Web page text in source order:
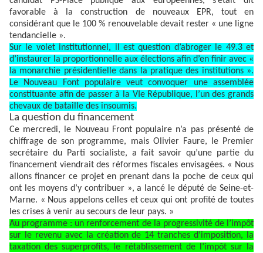
favorable à la construction de nouveaux EPR, tout en
considérant que le 100 % renouvelable devait rester « une ligne
tendancielle ».
Sur le volet institutionnel, il est question d’abroger le 49.3 et
d’instaurer la proportionnelle aux élections afin d’en finir avec «
la monarchie présidentielle dans la pratique des institutions ».
Le Nouveau Font populaire veut convoquer une assemblée
constituante afin de passer à la VIe République, l’un des grands
chevaux de bataille des insoumis.
La question du financement
Ce mercredi, le Nouveau Front populaire n’a pas présenté de
chiffrage de son programme, mais Olivier Faure, le Premier
secrétaire du Parti socialiste, a fait savoir qu’une partie du
financement viendrait des réformes fiscales envisagées. « Nous
allons financer ce projet en prenant dans la poche de ceux qui
ont les moyens d’y contribuer », a lancé le député de Seine-et-
Marne. « Nous appelons celles et ceux qui ont profité de toutes
les crises à venir au secours de leur pays. »
Au programme : un renforcement de la progressivité de l’impôt
sur le revenu avec la création de 14 tranches d’imposition, la
taxation des superprofits, le rétablissement de l’impôt sur la